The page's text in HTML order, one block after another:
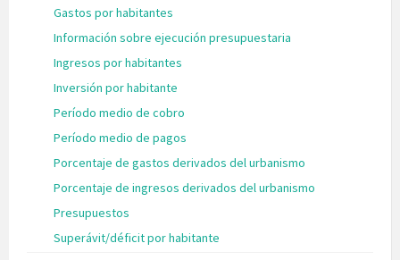
Gastos por habitantes
Información sobre ejecución presupuestaria
Ingresos por habitantes
Inversión por habitante
Período medio de cobro
Período medio de pagos
Porcentaje de gastos derivados del urbanismo
Porcentaje de ingresos derivados del urbanismo
Presupuestos
Superávit/déficit por habitante